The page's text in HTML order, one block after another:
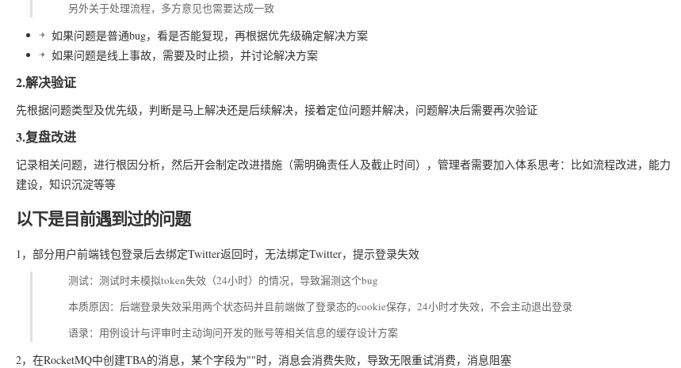
另外关于处理流程，多方意见也需要达成一致
如果问题是普通bug，看是否能复现，再根据优先级确定解决方案
如果问题是线上事故，需要及时止损，并讨论解决方案
2.解决验证
先根据问题类型及优先级，判断是马上解决还是后续解决，接着定位问题并解决，问题解决后需要再次验证
3.复盘改进
记录相关问题，进行根因分析，然后开会制定改进措施（需明确责任人及截止时间），管理者需要加入体系思考：比如流程改进，能力
建设，知识沉淀等等
以下是目前遇到过的问题
1，部分用户前端钱包登录后去绑定Twitter返回时，无法绑定Twitter，提示登录失效
测试：测试时未模拟token失效（24小时）的情况，导致漏测这个bug
本质原因：后端登录失效采用两个状态码并且前端做了登录态的cookie保存，24小时才失效，不会主动退出登录
语录：用例设计与评审时主动询问开发的账号等相关信息的缓存设计方案
2，在RocketMQ中创建TBA的消息，某个字段为""时，消息会消费失败，导致无限重试消费，消息阻塞